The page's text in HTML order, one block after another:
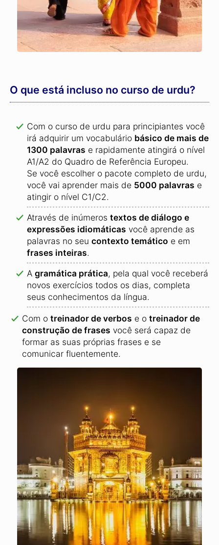
O que está incluso no curso de urdu?
Com o curso de urdu para principiantes você
irá adquirir um vocabulário básico de mais de
1300 palavras e rapidamente atingirá o nível
A1/A2 do Quadro de Referência Europeu.
Se você escolher o pacote completo de urdu,
você vai aprender mais de 5000 palavras e
atingir o nível C1/C2.
Através de inúmeros textos de diálogo e
expressões idiomáticas você aprende as
palavras no seu contexto temático e em
frases inteiras.
A gramática prática, pela qual você receberá
novos exercícios todos os dias, completa
seus conhecimentos da língua.
Com o treinador de verbos e o treinador de
construção de frases você será capaz de
formar as suas próprias frases e se
comunicar fluentemente.